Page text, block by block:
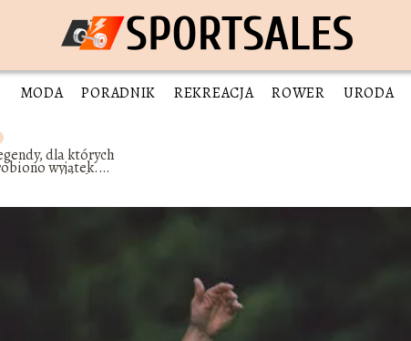
MODA PORADNIK REKREACJA ROWER URODA
dla których
wyjątek.
Najsłynniejsi piłkarze z